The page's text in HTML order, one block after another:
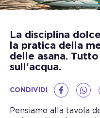
La disciplina
la pratica della
delle asana.
sull'acqua.
CONDIVIDI
Pensiamo alla tavola